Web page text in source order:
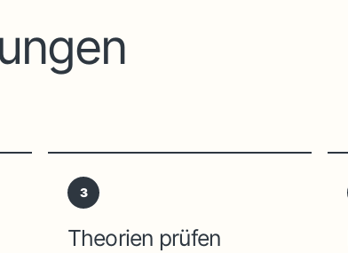
3
Theorien prüfen